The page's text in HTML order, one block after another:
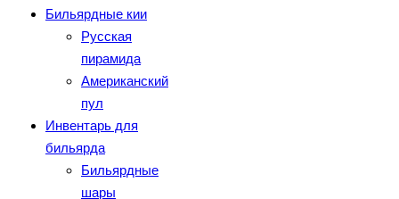
Бильярдные кии
Русская
пирамида
Американский
пул
Инвентарь для
бильярда
Бильярдные
шары